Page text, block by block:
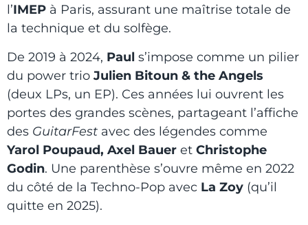
l’IMEP à Paris, assurant une maîtrise totale de
la technique et du solfège.
De 2019 à 2024, Paul s’impose comme un pilier
du power trio Julien Bitoun & the Angels
(deux LPs, un EP). Ces années lui ouvrent les
portes des grandes scènes, partageant l’affiche
des GuitarFest avec des légendes comme
Yarol Poupaud, Axel Bauer et Christophe
Godin. Une parenthèse s’ouvre même en 2022
du côté de la Techno-Pop avec La Zoy (qu’il
quitte en 2025).